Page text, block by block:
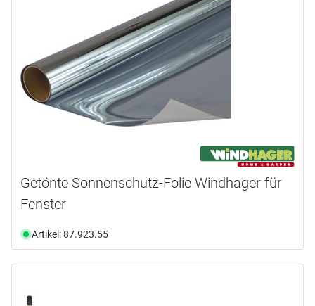
Getönte Sonnenschutz-Folie Windhager für
Fenster
Artikel: 87.923.55